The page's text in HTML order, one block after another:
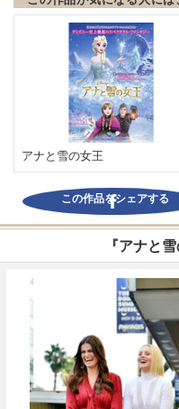
アナと雪の女王
この作品をシェアする
『アナと